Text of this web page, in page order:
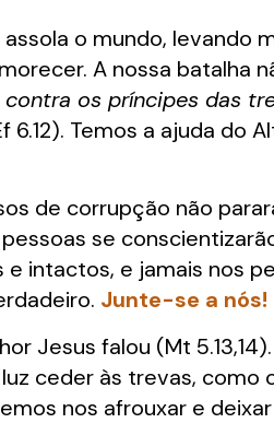
o mundo, levando
A nossa batalha
os príncipes das
6.12). Temos a ajuda do
de corrupção não
se
intactos, e jamais nos
Junte-se a nós!
Jesus falou (Mt
ceder às trevas, como
nos afrouxar e